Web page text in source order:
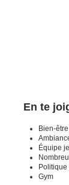
En te
Bien-
Équipe
Gym